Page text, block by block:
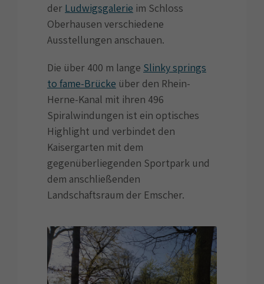
der Ludwigsgalerie im Schloss
Oberhausen verschiedene
Ausstellungen anschauen.
Die über 400 m lange Slinky springs
to fame-Brücke über den Rhein-
Herne-Kanal mit ihren 496
Spiralwindungen ist ein optisches
Highlight und verbindet den
Kaisergarten mit dem
gegenüberliegenden Sportpark und
dem anschließenden
Landschaftsraum der Emscher.